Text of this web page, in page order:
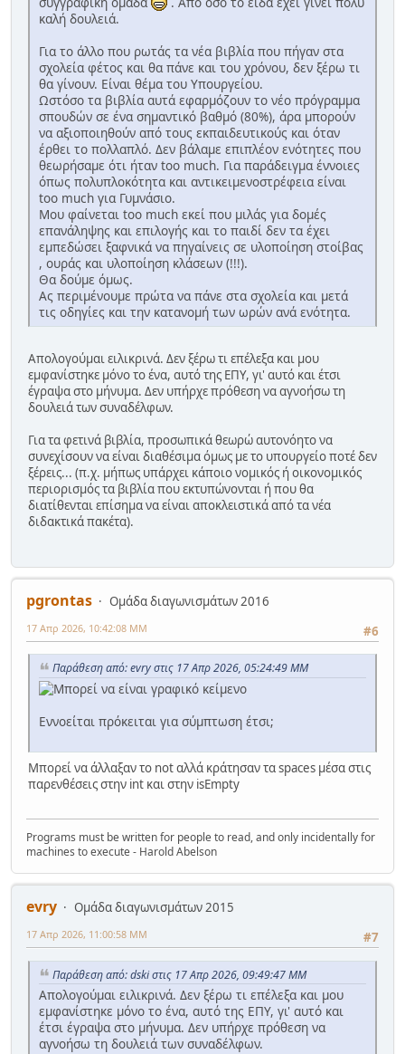
καλή δουλειά.
Για το άλλο που ρωτάς τα νέα βιβλία που πήγαν στα
σχολεία φέτος και θα πάνε και του χρόνου, δεν ξέρω τι
θα γίνουν. Είναι θέμα του Υπουργείου.
Ωστόσο τα βιβλία αυτά εφαρμόζουν το νέο πρόγραμμα
σπουδών σε ένα σημαντικό βαθμό (80%), άρα μπορούν
να αξιοποιηθούν από τους εκπαιδευτικούς και όταν
έρθει το πολλαπλό. Δεν βάλαμε επιπλέον ενότητες που
θεωρήσαμε ότι ήταν too much. Για παράδειγμα έννοιες
όπως πολυπλοκότητα και αντικειμενοστρέφεια είναι
too much για Γυμνάσιο.
Μου φαίνεται too much εκεί που μιλάς για δομές
επανάληψης και επιλογής και το παιδί δεν τα έχει
εμπεδώσει ξαφνικά να πηγαίνεις σε υλοποίηση στοίβας
, ουράς και υλοποίηση κλάσεων (!!!).
Θα δούμε όμως.
Ας περιμένουμε πρώτα να πάνε στα σχολεία και μετά
τις οδηγίες και την κατανομή των ωρών ανά ενότητα.
Απολογούμαι ειλικρινά. Δεν ξέρω τι επέλεξα και μου
εμφανίστηκε μόνο το ένα, αυτό της ΕΠΥ, γι' αυτό και έτσι
έγραψα στο μήνυμα. Δεν υπήρχε πρόθεση να αγνοήσω τη
δουλειά των συναδέλφων.
Για τα φετινά βιβλία, προσωπικά θεωρώ αυτονόητο να
συνεχίσουν να είναι διαθέσιμα όμως με το υπουργείο ποτέ δεν
ξέρεις... (π.χ. μήπως υπάρχει κάποιο νομικός ή οικονομικός
περιορισμός τα βιβλία που εκτυπώνονται ή που θα
διατίθενται επίσημα να είναι αποκλειστικά από τα νέα
διδακτικά πακέτα).
pgrontas
Ομάδα διαγωνισμάτων 2016
#6
17 Απρ 2026, 10:42:08 ΜΜ
Παράθεση από: evry στις 17 Απρ 2026, 05:24:49 ΜΜ
Εννοείται πρόκειται για σύμπτωση έτσι;
Μπορεί να άλλαξαν το not αλλά κράτησαν τα spaces μέσα στις
παρενθέσεις στην int και στην isEmpty
Programs must be written for people to read, and only incidentally for
machines to execute - Harold Abelson
evry
Ομάδα διαγωνισμάτων 2015
#7
17 Απρ 2026, 11:00:58 ΜΜ
Παράθεση από: dski στις 17 Απρ 2026, 09:49:47 ΜΜ
Απολογούμαι ειλικρινά. Δεν ξέρω τι επέλεξα και μου
εμφανίστηκε μόνο το ένα, αυτό της ΕΠΥ, γι' αυτό και
έτσι έγραψα στο μήνυμα. Δεν υπήρχε πρόθεση να
αγνοήσω τη δουλειά των συναδέλφων.